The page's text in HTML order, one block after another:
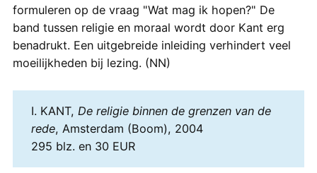
formuleren op de vraag "Wat mag ik hopen?" De
band tussen religie en moraal wordt door Kant erg
benadrukt. Een uitgebreide inleiding verhindert veel
moeilijkheden bij lezing. (NN)
I. KANT, De religie binnen de grenzen van de
rede, Amsterdam (Boom), 2004
295 blz. en 30 EUR